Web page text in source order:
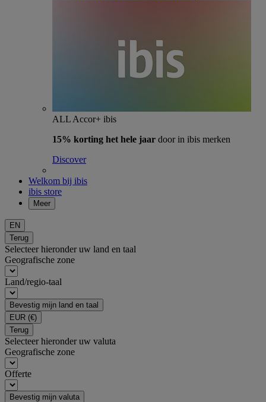
ALL Accor+ ibis
15% korting het hele jaar door in ibis merken
Discover
Welkom bij ibis
ibis store
Meer
EN
Terug
Selecteer hieronder uw land en taal
Geografische zone
Land/regio-taal
Bevestig mijn land en taal
EUR (€)
Terug
Selecteer hieronder uw valuta
Geografische zone
Offerte
Bevestig mijn valuta